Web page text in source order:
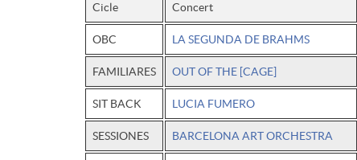
ó
Cicle Concert
OBC LA SEGUNDA DE BRAHMS
FAMILIARES OUT OF THE [CAGE]
SIT BACK LUCIA FUMERO
SESSIONES BARCELONA ART ORCHESTRA